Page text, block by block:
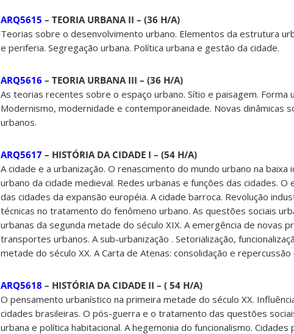
ARQ5615 – TEORIA URBANA II – (36 H/A)
Teorias sobre o desenvolvimento urbano. Elementos da estrutura
e periferia. Segregação urbana. Política urbana e gestão da cidade.
ARQ5616 – TEORIA URBANA III – (36 H/A)
As teorias recentes sobre o espaço urbano. Sítio e paisagem. Forma
Modernismo, modernidade e contemporaneidade. Novas dinâmicas
urbanos.
ARQ5617 – HISTÓRIA DA CIDADE I – (54 H/A)
A cidade e a urbanização. O renascimento do mundo urbano na
urbano da cidade medieval. Redes urbanas e funções das cidades.
das cidades da expansão européia. A cidade barroca. Revolução
técnicas no tratamento do fenômeno urbano. As questões sociais
urbanas da segunda metade do século XIX. A emergência de novas
transportes urbanos. A sub-urbanização . Setorialização,
metade do século XX. A Carta de Atenas: consolidação e
ARQ5618 – HISTÓRIA DA CIDADE II – ( 54 H/A)
O pensamento urbanístico na primeira metade do século XX.
cidades brasileiras. O pós-guerra e o tratamento das questões
urbana e política habitacional. A hegemonia do funcionalismo.